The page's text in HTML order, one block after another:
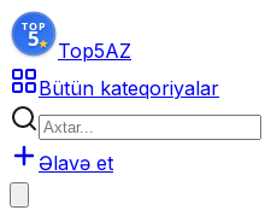
Top5AZ
Bütün kateqoriyalar
Əlavə et